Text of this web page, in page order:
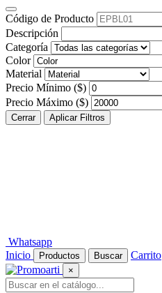
Código de Producto
Descripción
Categoría
Color
Material
Precio Mínimo ($)
Precio Máximo ($)
Cerrar Aplicar Filtros
Whatsapp
Inicio
Productos Buscar Carrito
×